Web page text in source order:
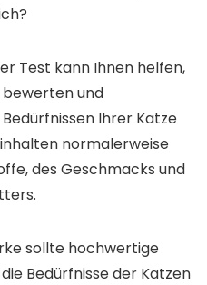
Test kann Ihnen helfen,
bewerten und
Ihrer Katze
normalerweise
des Geschmacks und
sollte hochwertige
Bedürfnisse der Katzen